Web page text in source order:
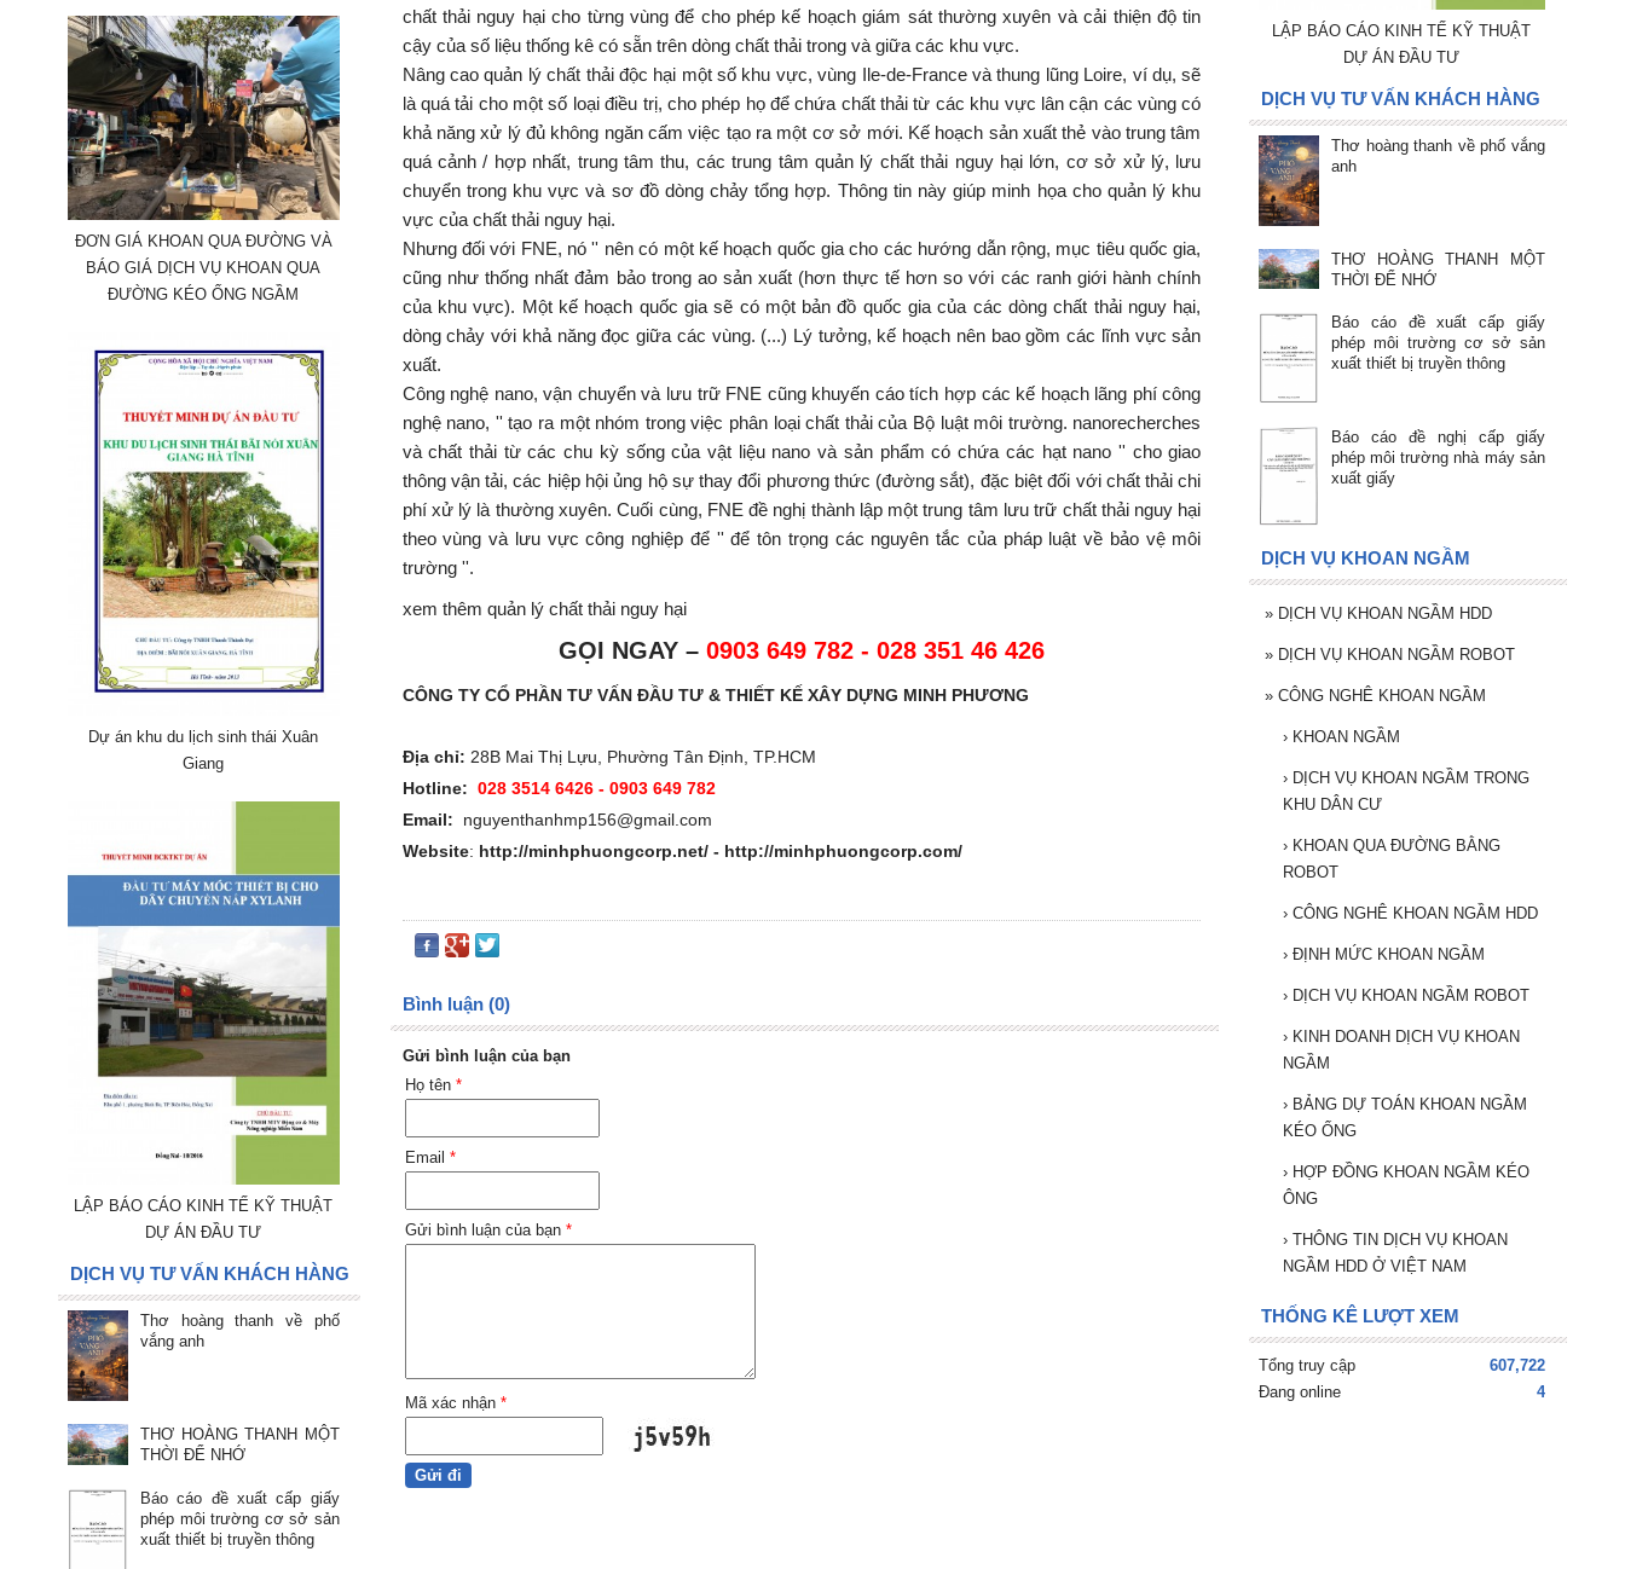
chất thải nguy hại cho từng vùng để cho phép kế hoạch giám sát thường xuyên và cải thiện độ tin
cậy của số liệu thống kê có sẵn trên dòng chất thải trong và giữa các khu vực.
Nâng cao quản lý chất thải độc hại một số khu vực, vùng Ile-de-France và thung lũng Loire, ví dụ, sẽ
là quá tải cho một số loại điều trị, cho phép họ để chứa chất thải từ các khu vực lân cận các vùng có
khả năng xử lý đủ không ngăn cấm việc tạo ra một cơ sở mới. Kế hoạch sản xuất thẻ vào trung tâm
quá cảnh / hợp nhất, trung tâm thu, các trung tâm quản lý chất thải nguy hại lớn, cơ sở xử lý, lưu
chuyển trong khu vực và sơ đồ dòng chảy tổng hợp. Thông tin này giúp minh họa cho quản lý khu
vực của chất thải nguy hại.
Nhưng đối với FNE, nó '' nên có một kế hoạch quốc gia cho các hướng dẫn rộng, mục tiêu quốc gia,
cũng như thống nhất đảm bảo trong ao sản xuất (hơn thực tế hơn so với các ranh giới hành chính
của khu vực). Một kế hoạch quốc gia sẽ có một bản đồ quốc gia của các dòng chất thải nguy hại,
dòng chảy với khả năng đọc giữa các vùng. (...) Lý tưởng, kế hoạch nên bao gồm các lĩnh vực sản
xuất.
Công nghệ nano, vận chuyển và lưu trữ FNE cũng khuyến cáo tích hợp các kế hoạch lãng phí công
nghệ nano, '' tạo ra một nhóm trong việc phân loại chất thải của Bộ luật môi trường. nanorecherches
và chất thải từ các chu kỳ sống của vật liệu nano và sản phẩm có chứa các hạt nano '' cho giao
thông vận tải, các hiệp hội ủng hộ sự thay đổi phương thức (đường sắt), đặc biệt đối với chất thải chi
phí xử lý là thường xuyên. Cuối cùng, FNE đề nghị thành lập một trung tâm lưu trữ chất thải nguy hại
theo vùng và lưu vực công nghiệp để '' để tôn trọng các nguyên tắc của pháp luật về bảo vệ môi
trường ''.
xem thêm quản lý chất thải nguy hại
GỌI NGAY – 0903 649 782 - 028 351 46 426
CÔNG TY CỔ PHẦN TƯ VẤN ĐẦU TƯ & THIẾT KẾ XÂY DỰNG MINH PHƯƠNG
Địa chỉ: 28B Mai Thị Lựu, Phường Tân Định, TP.HCM
Hotline: 028 3514 6426 - 0903 649 782
Email: nguyenthanhmp156@gmail.com
Website: http://minhphuongcorp.net/- http://minhphuongcorp.com/
Bình luận (0)
Gửi bình luận của bạn
Họ tên *
Email *
Gửi bình luận của bạn *
Mã xác nhận *
LẬP BÁO CÁO KINH TẾ KỸ THUẬT
DỰ ÁN ĐẦU TƯ
DỊCH VỤ TƯ VẤN KHÁCH HÀNG
Thơ hoàng thanh về phố vắng
anh
THƠ HOÀNG THANH MỘT
THỜI ĐỂ NHỚ
Báo cáo đề xuất cấp giấy
phép môi trường cơ sở sản
xuất thiết bị truyền thông
Báo cáo đề nghị cấp giấy
phép môi trường nhà máy sản
xuất giấy
DỊCH VỤ KHOAN NGẦM
» DỊCH VỤ KHOAN NGẦM HDD
» DỊCH VỤ KHOAN NGẦM ROBOT
»CÔNG NGHÊ KHOAN NGẦM
› KHOAN NGẦM
› DỊCH VỤ KHOAN NGẦM TRONG
KHU DÂN CƯ
› KHOAN QUA ĐƯỜNG BẰNG
ROBOT
›CÔNG NGHÊ KHOAN NGẦM HDD
›ĐỊNH MỨC KHOAN NGẦM
› DỊCH VỤ KHOAN NGẦM ROBOT
› KINH DOANH DỊCH VỤ KHOAN
NGẦM
› BẢNG DỰ TOÁN KHOAN NGẦM
KÉO ỐNG
› HỢP ĐỒNG KHOAN NGẦM KÉO
ÔNG
›THÔNG TIN DỊCH VỤ KHOAN
NGẦM HDD Ở VIỆT NAM
THỐNG KÊ LƯỢT XEM
Tổng truy cập
607,722
Đang online
4
ĐƠN GIÁ KHOAN QUA ĐƯỜNG VÀ
BÁO GIÁ DỊCH VỤ KHOAN QUA
ĐƯỜNG KÉO ỐNG NGẦM
Dự án khu du lịch sinh thái Xuân
Giang
LẬP BÁO CÁO KINH TẾ KỸ THUẬT
DỰ ÁN ĐẦU TƯ
DỊCH VỤ TƯ VẤN KHÁCH HÀNG
Thơ hoàng thanh về phố
vắng anh
THƠ HOÀNG THANH MỘT
THỜI ĐỂ NHỚ
Báo cáo đề xuất cấp giấy
phép môi trường cơ sở sản
xuất thiết bị truyền thông